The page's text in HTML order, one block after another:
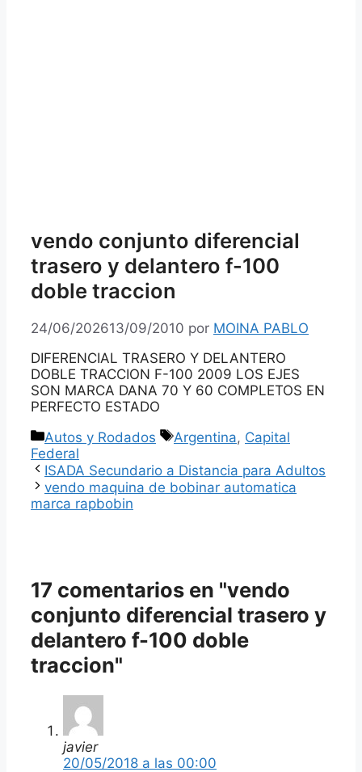
vendo conjunto diferencial
trasero y delantero f-100
doble traccion
24/06/202613/09/2010 por MOINA PABLO
DIFERENCIAL TRASERO Y DELANTERO
DOBLE TRACCION F-100 2009 LOS EJES
SON MARCA DANA 70 Y 60 COMPLETOS EN
PERFECTO ESTADO
Categorías
Autos y Rodados Etiquetas
Argentina, Capital
Federal
ISADA Secundario a Distancia para Adultos
vendo maquina de bobinar automatica
marca rapbobin
17 comentarios en "vendo
conjunto diferencial trasero y
delantero f-100 doble
traccion"
javier
20/05/2018 a las 00:00